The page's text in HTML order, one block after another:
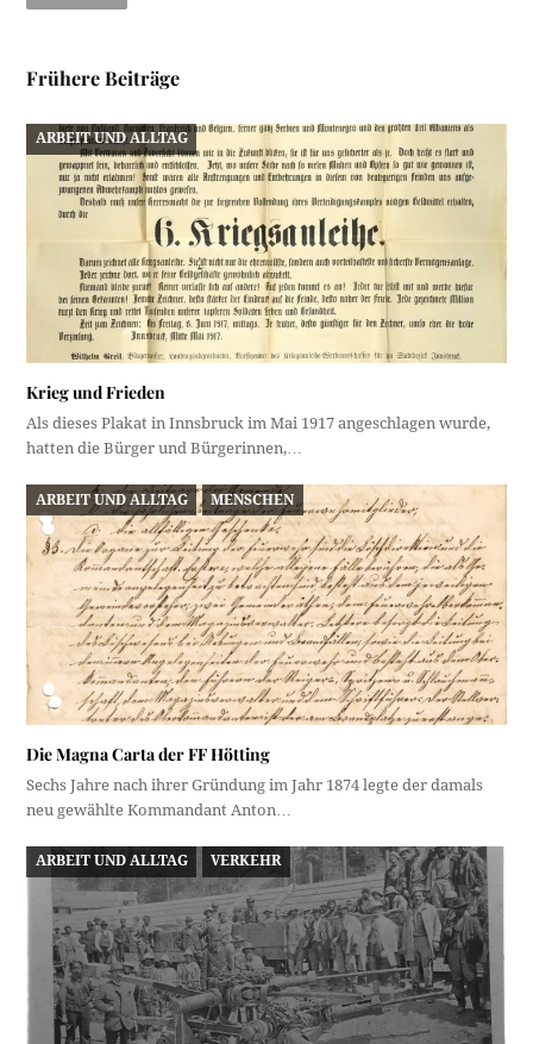
Frühere Beiträge
ARBEIT UND ALLTAG
Krieg und Frieden
Als dieses Plakat in Innsbruck im Mai 1917 angeschlagen wurde,
hatten die Bürger und Bürgerinnen,…
ARBEIT UND ALLTAG MENSCHEN
Die Magna Carta der FF Hötting
Sechs Jahre nach ihrer Gründung im Jahr 1874 legte der damals
neu gewählte Kommandant Anton…
ARBEIT UND ALLTAG VERKEHR